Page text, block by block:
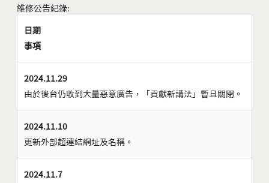
維修公告紀錄:
日期
事項
2024.11.29
由於後台仍收到大量惡意廣告，「貢獻新講法」暫且關閉。
2024.11.10
更新外部超連結網址及名稱。
2024.11.7